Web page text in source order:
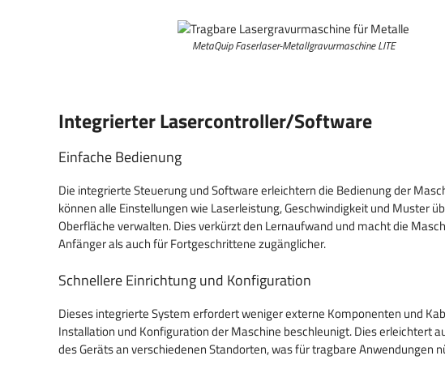
MetaQuip Faserlaser-Metallgravurmaschine LITE
Integrierter Lasercontroller/Software
Einfache Bedienung
Die integrierte Steuerung und Software erleichtern die Bedienung der
können alle Einstellungen wie Laserleistung, Geschwindigkeit und Muster
Oberfläche verwalten. Dies verkürzt den Lernaufwand und macht die
Anfänger als auch für Fortgeschrittene zugänglicher.
Schnellere Einrichtung und Konfiguration
Dieses integrierte System erfordert weniger externe Komponenten und
Installation und Konfiguration der Maschine beschleunigt. Dies erleichtert
des Geräts an verschiedenen Standorten, was für tragbare Anwendungen